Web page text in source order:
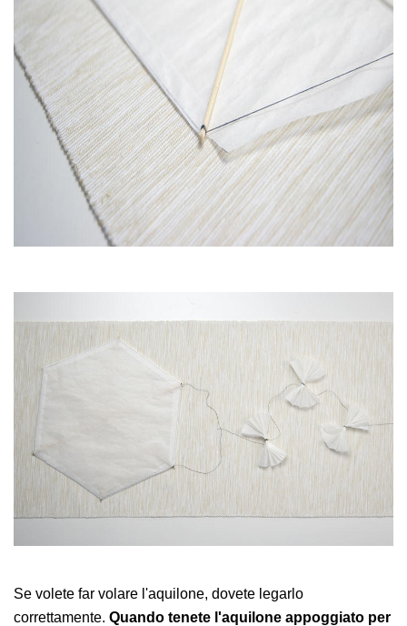
Se volete far volare l'aquilone, dovete legarlo
correttamente. Quando tenete l'aquilone appoggiato per